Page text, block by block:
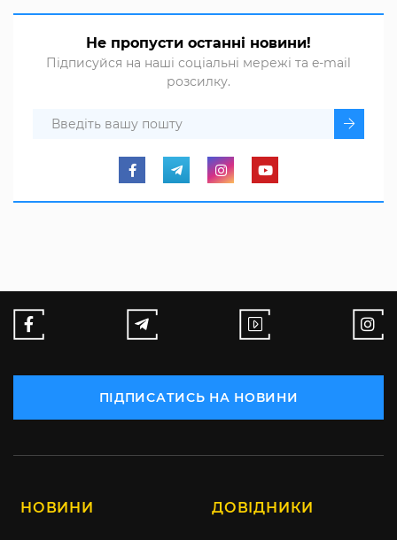
Не пропусти останні новини!
Підписуйся на наші соціальні мережі та e-mail
розсилку.
ПІДПИСАТИСЬ НА НОВИНИ
НОВИНИ ДОВІДНИКИ